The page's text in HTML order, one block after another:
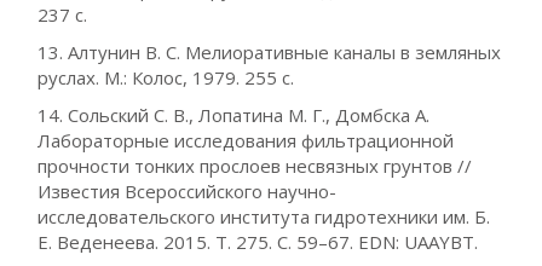
237 с.
13. Алтунин В. С. Мелиоративные каналы в земляных
руслах. М.: Колос, 1979. 255 с.
14. Сольский С. В., Лопатина М. Г., Домбска А.
Лабораторные исследования фильтрационной
прочности тонких прослоев несвязных грунтов //
Известия Всероссийского научно-
исследовательского института гидротехники им. Б.
Е. Веденеева. 2015. Т. 275. С. 59–67. EDN: UAAYBT.